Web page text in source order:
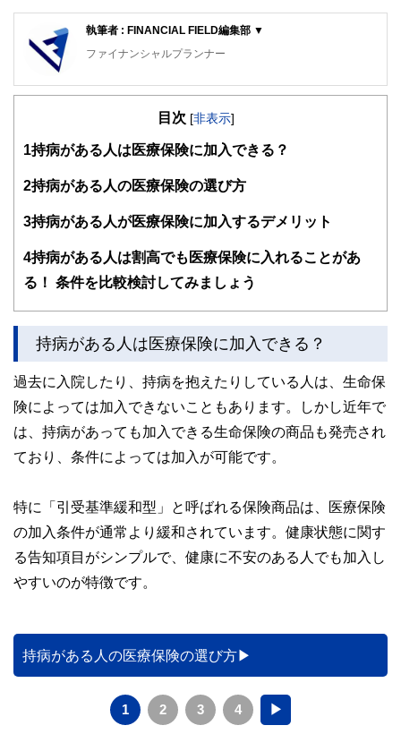
執筆者 : FINANCIAL FIELD編集部 ▼
ファイナンシャルプランナー
FinancialField編集部は、金融、経済に関する記事を、日々
知識がない方でも理解できるようわかりやすく発信していま
得者を中心に「お金や暮らし」に関する書籍・雑誌の編集経
験者で構成され、企画立案から記事掲載まですべての工程に
護士、税理士、宅地建物取引士、相続診断士、住宅ローンア
ドバイザー、DCプランナー、公認会計士、社会保険労務
士、行政書士、投資アナリスト、キャリアコンサルタントな
をわかりやすく発信している点です。
執筆者・監修者による執筆体制を築くことで、内容のわかり
やすさはもちろんのこと、読み応えのあるコンテンツと確か
な情報発信を実現しています。
コンシェルジュを目指します。
目次 [非表示]
1持病がある人は医療保険に加入できる？
2持病がある人の医療保険の選び方
3持病がある人が医療保険に加入するデメリット
4持病がある人は割高でも医療保険に入れることがあ
る！ 条件を比較検討してみましょう
持病がある人は医療保険に加入できる？
過去に入院したり、持病を抱えたりしている人は、生命保
険によっては加入できないこともあります。しかし近年で
は、持病があっても加入できる生命保険の商品も発売され
ており、条件によっては加入が可能です。
特に「引受基準緩和型」と呼ばれる保険商品は、医療保険
の加入条件が通常より緩和されています。健康状態に関す
る告知項目がシンプルで、健康に不安のある人でも加入し
やすいのが特徴です。
持病がある人の医療保険の選び方
1 2 3 4 ▶